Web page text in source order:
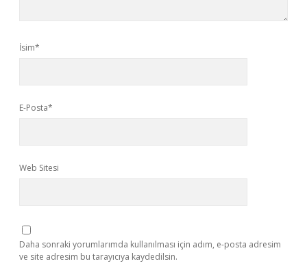
İsim*
E-Posta*
Web Sitesi
Daha sonraki yorumlarımda kullanılması için adım, e-posta adresim
ve site adresim bu tarayıcıya kaydedilsin.